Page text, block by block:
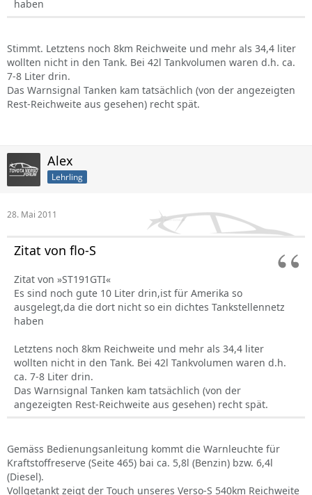
haben
Stimmt. Letztens noch 8km Reichweite und mehr als 34,4 liter
wollten nicht in den Tank. Bei 42l Tankvolumen waren d.h. ca.
7-8 Liter drin.
Das Warnsignal Tanken kam tatsächlich (von der angezeigten
Rest-Reichweite aus gesehen) recht spät.
Alex
Lehrling
28. Mai 2011
Zitat von flo-S
Zitat von »ST191GTI«
Es sind noch gute 10 Liter drin,ist für Amerika so
ausgelegt,da die dort nicht so ein dichtes Tankstellennetz
haben
Letztens noch 8km Reichweite und mehr als 34,4 liter
wollten nicht in den Tank. Bei 42l Tankvolumen waren d.h.
ca. 7-8 Liter drin.
Das Warnsignal Tanken kam tatsächlich (von der
angezeigten Rest-Reichweite aus gesehen) recht spät.
Gemäss Bedienungsanleitung kommt die Warnleuchte für
Kraftstoffreserve (Seite 465) bai ca. 5,8l (Benzin) bzw. 6,4l
(Diesel).
Vollgetankt zeigt der Touch unseres Verso-S 540km Reichweite